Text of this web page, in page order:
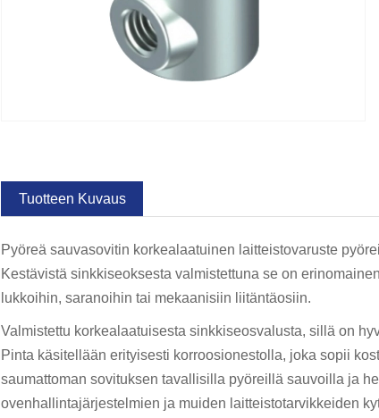
Tuotteen Kuvaus
Pyöreä sauvasovitin korkealaatuinen laitteistovaruste
Kestävistä sinkkiseoksesta valmistettuna se on
lukkoihin, saranoihin tai mekaanisiin liitäntäosiin.
Valmistettu korkealaatuisesta sinkkiseosvalusta, sillä on
Pinta käsitellään erityisesti korroosionestolla, joka sopii
saumattoman sovituksen tavallisilla pyöreillä sauvoilla ja
ovenhallintajärjestelmien ja muiden laitteistotarvikkeiden